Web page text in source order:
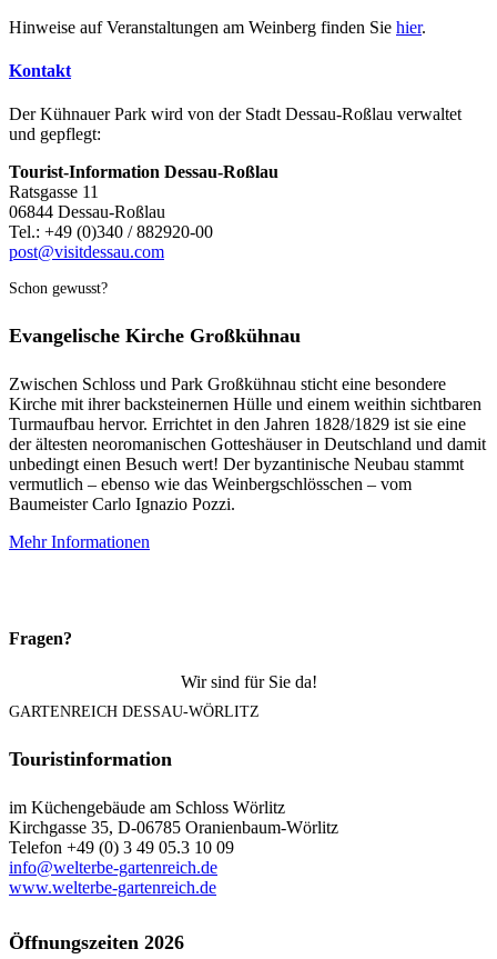
Hinweise auf Veranstaltungen am Weinberg finden Sie hier.
Kontakt
Der Kühnauer Park wird von der Stadt Dessau-Roßlau verwaltet
und gepflegt:
Tourist-Information Dessau-Roßlau
Ratsgasse 11
06844 Dessau-Roßlau
Tel.: +49 (0)340 / 882920-00
post@visitdessau.com
Schon gewusst?
Evangelische Kirche Großkühnau
Zwischen Schloss und Park Großkühnau sticht eine besondere
Kirche mit ihrer backsteinernen Hülle und einem weithin sichtbaren
Turmaufbau hervor. Errichtet in den Jahren 1828/1829 ist sie eine
der ältesten neoromanischen Gotteshäuser in Deutschland und damit
unbedingt einen Besuch wert! Der byzantinische Neubau stammt
vermutlich – ebenso wie das Weinbergschlösschen – vom
Baumeister Carlo Ignazio Pozzi.
Mehr Informationen
Fragen?
Wir sind für Sie da!
GARTENREICH DESSAU-WÖRLITZ
Touristinformation
im Küchengebäude am Schloss Wörlitz
Kirchgasse 35, D-06785 Oranienbaum-Wörlitz
Telefon +49 (0) 3 49 05.3 10 09
info@welterbe-gartenreich.de
www.welterbe-gartenreich.de
Öffnungszeiten 2026